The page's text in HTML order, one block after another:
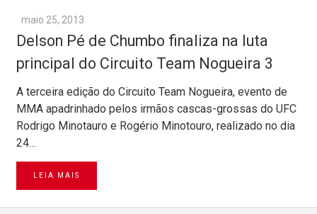
maio 25, 2013
Delson Pé de Chumbo finaliza na luta
principal do Circuito Team Nogueira 3
A terceira edição do Circuito Team Nogueira, evento de
MMA apadrinhado pelos irmãos cascas-grossas do UFC
Rodrigo Minotauro e Rogério Minotouro, realizado no dia
24…
LEIA MAIS